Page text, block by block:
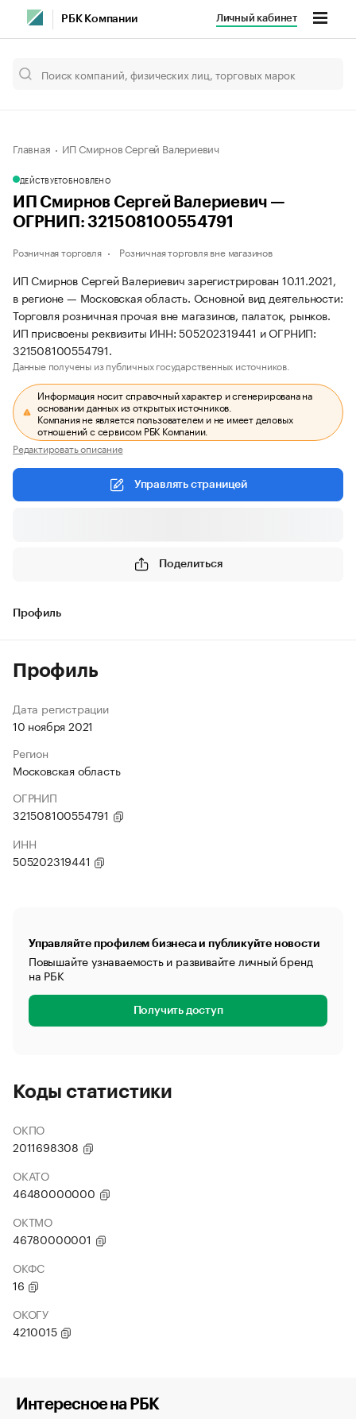
РБК Компании Личный кабинет
Главная ИП Смирнов Сергей Валериевич
ДЕЙСТВУЕТОБНОВЛЕНО
ИП Смирнов Сергей Валериевич —
ОГРНИП: 321508100554791
Розничная торговля Розничная торговля вне магазинов
ИП Смирнов Сергей Валериевич зарегистрирован 10.11.2021,
в регионе — Московская область. Основной вид деятельности:
Торговля розничная прочая вне магазинов, палаток, рынков.
ИП присвоены реквизиты ИНН: 505202319441 и ОГРНИП:
321508100554791.
Данные получены из публичных государственных источников.
Информация носит справочный характер и сгенерирована на
основании данных из открытых источников.
Компания не является пользователем и не имеет деловых
отношений с сервисом РБК Компании.
Редактировать описание
Управлять страницей
Поделиться
Профиль
Профиль
Дата регистрации
10 ноября 2021
Регион
Московская область
ОГРНИП
321508100554791
ИНН
505202319441
Управляйте профилем бизнеса и публикуйте новости
Повышайте узнаваемость и развивайте личный бренд
на РБК
Получить доступ
Коды статистики
ОКПО
2011698308
ОКАТО
46480000000
ОКТМО
46780000001
ОКФС
16
ОКОГУ
4210015
Интересное на РБК